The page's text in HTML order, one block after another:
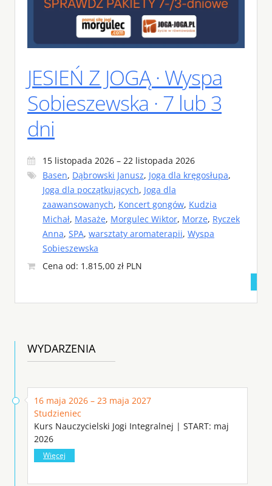
JESIEŃ Z JOGĄ · Wyspa
Sobieszewska · 7 lub 3
dni
15 listopada 2026 – 22 listopada 2026
Basen, Dąbrowski Janusz, Joga dla kręgosłupa,
Joga dla początkujących, Joga dla
zaawansowanych, Koncert gongów, Kudzia
Michał, Masaże, Morgulec Wiktor, Morze, Ryczek
Anna, SPA, warsztaty aromaterapii, Wyspa
Sobieszewska
Cena od: 1.815,00 zł PLN
WYDARZENIA
16 maja 2026 – 23 maja 2027
Studzieniec
Kurs Nauczycielski Jogi Integralnej | START: maj
2026
Więcej